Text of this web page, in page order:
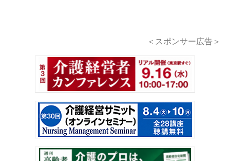
＜スポンサー広告＞